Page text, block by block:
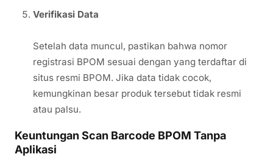
Verifikasi Data
Setelah data muncul, pastikan bahwa nomor
registrasi BPOM sesuai dengan yang terdaftar di
situs resmi BPOM. Jika data tidak cocok,
kemungkinan besar produk tersebut tidak resmi
atau palsu.
Keuntungan Scan Barcode BPOM Tanpa
Aplikasi